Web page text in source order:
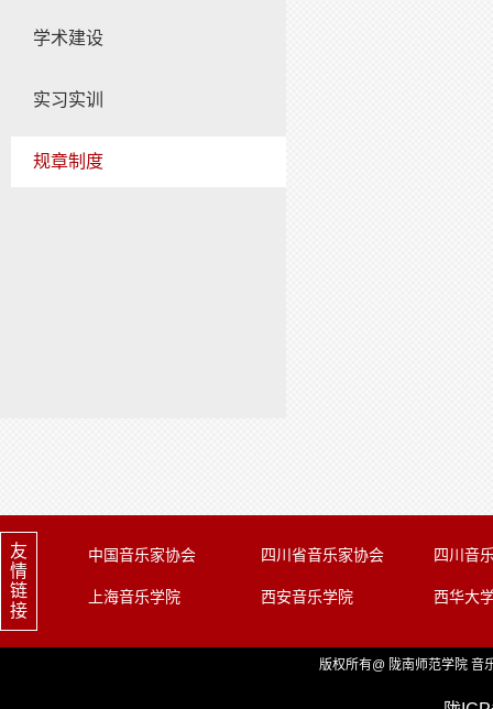
学术建设
实习实训
规章制度
友
情
链
接
中国音乐家协会 四川省音乐家协会 四川音
上海音乐学院 西安音乐学院 西华大
版权所有@ 陇南师范学院